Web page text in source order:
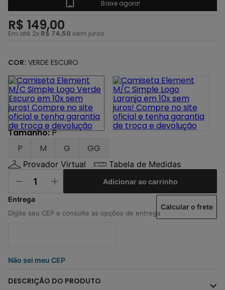
Baixe agora!
R$ 149,00
Em até 2x R$ 74,50 sem juros
COR: VERDE ESCURO
Tamanho:P
P
M G GG
Provador Virtual Tabela de Medidas
Adicionar ao carrinho
Não sei meu CEP
Calcular o frete
DESCRIÇÃO DO PRODUTO
5º
calça
6 º
shape
8º
camisa
9º
mochila
10º carteira